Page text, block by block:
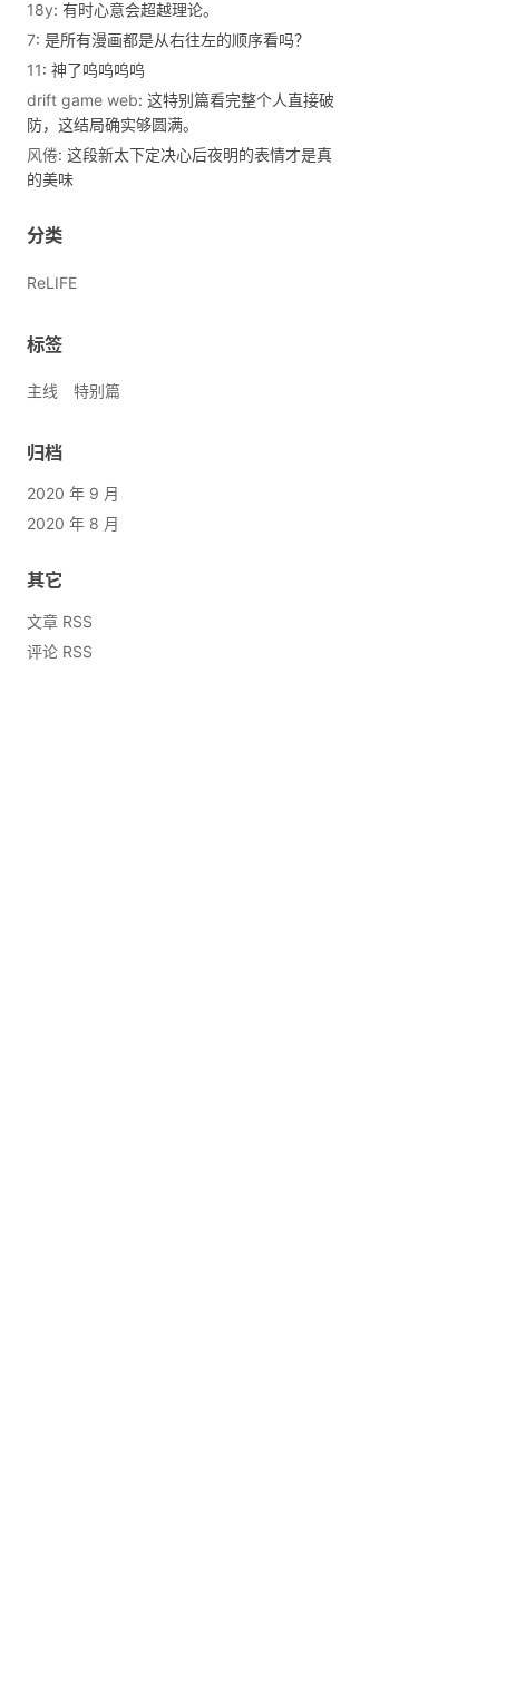
18y: 有时心意会超越理论。
7: 是所有漫画都是从右往左的顺序看吗？
11: 神了呜呜呜呜
drift game web: 这特别篇看完整个人直接破
防，这结局确实够圆满。
风倦: 这段新太下定决心后夜明的表情才是真
的美味
分类
ReLIFE
标签
主线 特别篇
归档
2020 年 9 月
2020 年 8 月
其它
文章 RSS
评论 RSS